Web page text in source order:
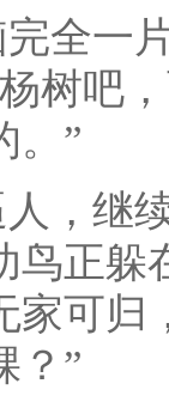
全一
树吧
。”
，继
鸟正躲
家可归
？”